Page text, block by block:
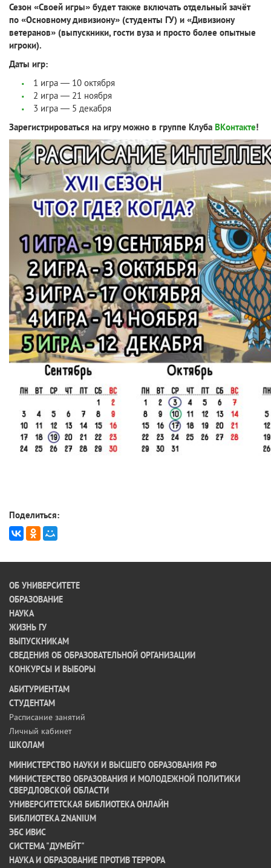
Сезон «Своей игры» будет также включать отдельный зачёт
по «Основному дивизиону» (студенты ГУ) и «Дивизиону
ветеранов» (выпускники, гости вуза и просто более опытные
игроки).
Даты игр:
1 игра — 10 октября
2 игра — 21 ноября
3 игра — 5 декабря
Зарегистрироваться на игру можно в группе Клуба ВКонтакте!
Поделиться:
ОБ УНИВЕРСИТЕТЕ
ОБРАЗОВАНИЕ
НАУКА
ЖИЗНЬ ГУ
ВЫПУСКНИКАМ
СВЕДЕНИЯ ОБ ОБРАЗОВАТЕЛЬНОЙ ОРГАНИЗАЦИИ
КОНКУРСЫ И ВЫБОРЫ
АБИТУРИЕНТАМ
СТУДЕНТАМ
Расписание занятий
Личный кабинет
ШКОЛАМ
МИНИСТЕРСТВО НАУКИ И ВЫСШЕГО ОБРАЗОВАНИЯ РФ
МИНИСТЕРСТВО ОБРАЗОВАНИЯ И МОЛОДЕЖНОЙ ПОЛИТИКИ
СВЕРДЛОВСКОЙ ОБЛАСТИ
УНИВЕРСИТЕТСКАЯ БИБЛИОТЕКА ОНЛАЙН
БИБЛИОТЕКА ZNANIUM
ЭБС ИВИС
СИСТЕМА "ДУМЕЙТ"
НАУКА И ОБРАЗОВАНИЕ ПРОТИВ ТЕРРОРА